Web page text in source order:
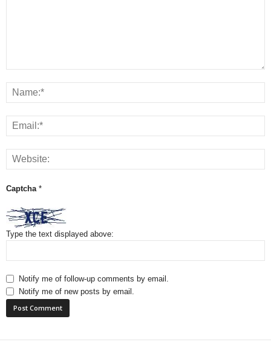
Captcha *
Type the text displayed above:
Notify me of follow-up comments by email.
Notify me of new posts by email.